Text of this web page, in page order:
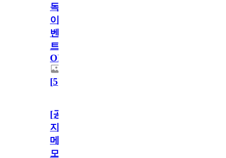
독
이
벤
트
OPEN!
[5]
[공
지]
메
모